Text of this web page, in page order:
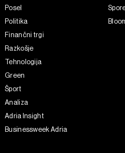
Posel
Politika
Finančni trgi
Razkošje
Tehnologija
Green
Šport
Analiza
Adria Insight
Businessweek Adria